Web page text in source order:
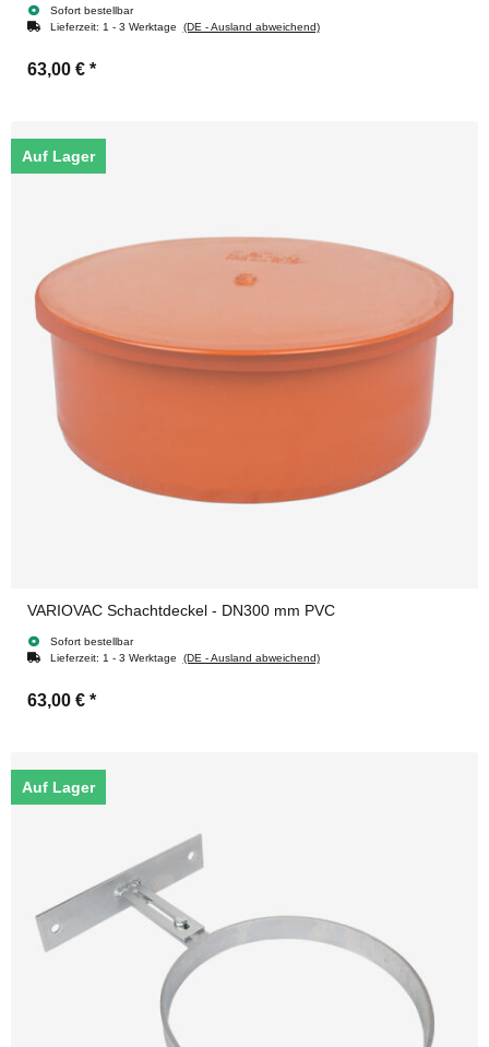
Sofort bestellbar
Lieferzeit: 1 - 3 Werktage (DE - Ausland abweichend)
63,00 € *
Auf Lager
VARIOVAC Schachtdeckel - DN300 mm PVC
Sofort bestellbar
Lieferzeit: 1 - 3 Werktage (DE - Ausland abweichend)
63,00 € *
Auf Lager